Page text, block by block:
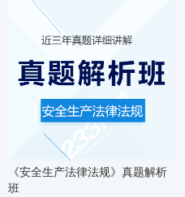
《安全生产法律法规》真题解析
班